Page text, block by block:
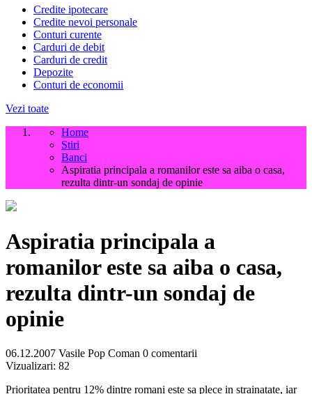
Credite ipotecare
Credite nevoi personale
Conturi curente
Carduri de debit
Carduri de credit
Depozite
Conturi de economii
Vezi toate
Home
Stiri
Banci
Aspiratia principala a romanilor este sa aiba o casa,
rezulta dintr-un sondaj de opinie
Aspiratia principala a
romanilor este sa aiba o casa,
rezulta dintr-un sondaj de
opinie
06.12.2007 Vasile Pop Coman 0 comentarii
Vizualizari: 82
Prioritatea pentru 12% dintre romani este sa plece in strainatate, iar